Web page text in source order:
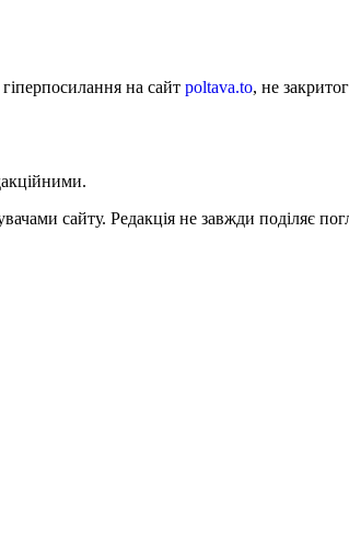
на сайт poltava.to, не
сайту. Редакція не завжди поділяє